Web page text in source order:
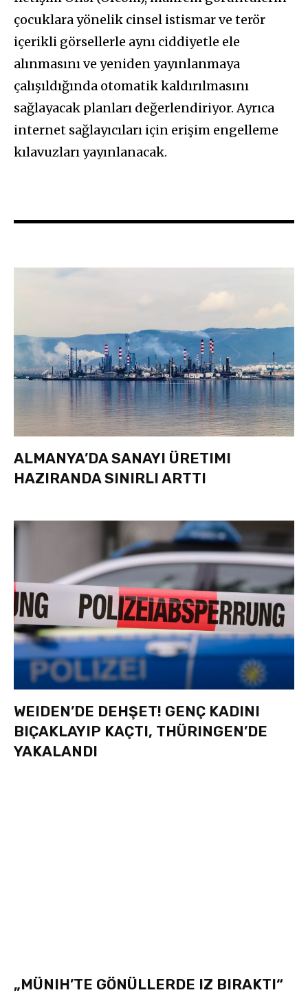
çocuklara yönelik cinsel istismar ve terör
içerikli görsellerle aynı ciddiyetle ele
alınmasını ve yeniden yayınlanmaya
çalışıldığında otomatik kaldırılmasını
sağlayacak planları değerlendiriyor. Ayrıca
internet sağlayıcıları için erişim engelleme
kılavuzları yayınlanacak.
ALMANYA’DA SANAYI ÜRETIMI
HAZIRANDA SINIRLI ARTTI
WEIDEN’DE DEHŞET! GENÇ KADINI
BIÇAKLAYIP KAÇTI, THÜRINGEN’DE
YAKALANDI
„MÜNIH’TE GÖNÜLLERDE IZ BIRAKTI“